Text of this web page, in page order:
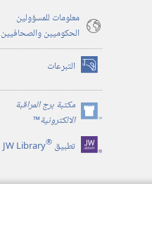
معلومات للمسؤولين
الحكوميين والصحافيين
التبرعات (يفتح
نافذة
جديدة) مكتبة برج المراقبة
الالكترونية™
(يفتح
نافذة
جديدة) تطبيق ®
JW Library